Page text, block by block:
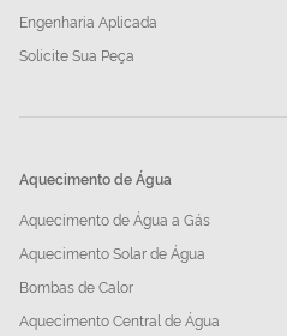
Engenharia Aplicada
Solicite Sua Peça
Aquecimento de Água
Aquecimento de Água a Gás
Aquecimento Solar de Água
Bombas de Calor
Aquecimento Central de Água